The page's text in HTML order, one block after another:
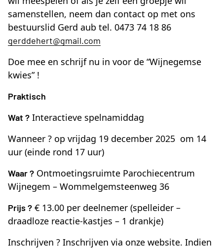
samenstellen, neem dan contact op met ons
bestuurslid Gerd aub tel. 0473 74 18 86
gerddehert@gmail.com
Doe mee en schrijf nu in voor de “Wijnegemse
kwies” !
Praktisch
Wat ? Interactieve spelnamiddag
Wanneer ? op vrijdag 19 december 2025 om 14
uur (einde rond 17 uur)
Waar ? Ontmoetingsruimte Parochiecentrum
Wijnegem – Wommelgemsteenweg 36
Prijs ? € 13.00 per deelnemer (spelleider –
draadloze reactie-kastjes – 1 drankje)
Inschrijven ? Inschrijven via onze website. Indien